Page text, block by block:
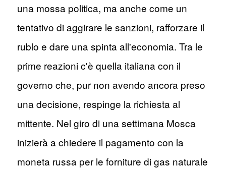
una mossa politica, ma anche come un
tentativo di aggirare le sanzioni, rafforzare il
rublo e dare una spinta all'economia. Tra le
prime reazioni c'è quella italiana con il
governo che, pur non avendo ancora preso
una decisione, respinge la richiesta al
mittente. Nel giro di una settimana Mosca
inizierà a chiedere il pagamento con la
moneta russa per le forniture di gas naturale